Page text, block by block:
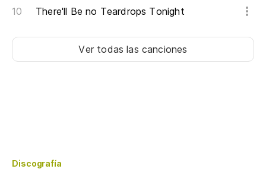
There'll Be no Teardrops Tonight
Ver todas las canciones
Discografía